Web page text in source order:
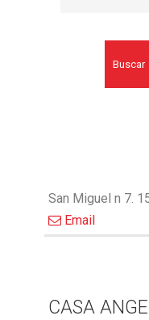
Buscar
San Miguel n 7.
Email
CASA